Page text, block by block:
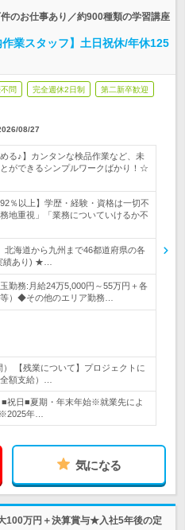
のお仕事あり／約900種類の学習講座
業スタッフ】土日祝休/年休125
問 完全週休2日制 第二新卒歓迎
08/27
る♪】カンタンな検品作業など、未
ができるシンプルワークばかり！☆
％以上】学歴・経験・資格は一切不
地重視」「業務についていけるか不
北海道から九州まで46都道府県の各
績あり) ★…
勤務:月給24万5,000円～55万円＋各
）◆その他のエリア勤務…
【残業について】プロジェクトに
額支給）…
祝日■夏期・年末年始※就業先によ
年…
気になる
100万円＋決算賞与★入社5年後の定